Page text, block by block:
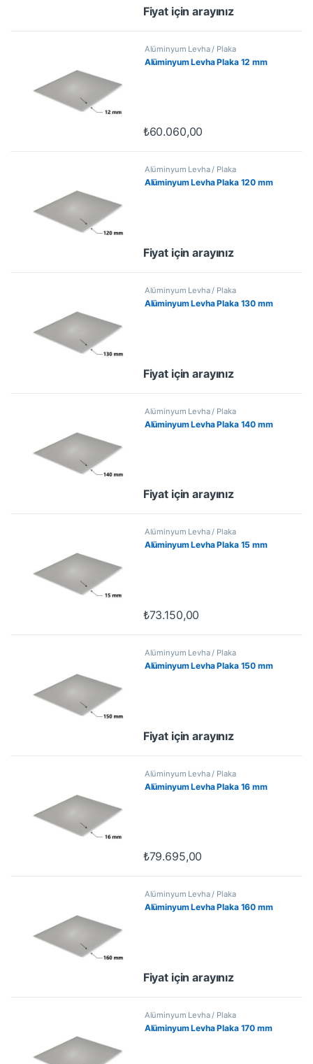
Fiyat için arayınız
Alüminyum Levha / Plaka
Alüminyum Levha Plaka 12 mm
₺60.060,00
Alüminyum Levha / Plaka
Alüminyum Levha Plaka 120 mm
Fiyat için arayınız
Alüminyum Levha / Plaka
Alüminyum Levha Plaka 130 mm
Fiyat için arayınız
Alüminyum Levha / Plaka
Alüminyum Levha Plaka 140 mm
Fiyat için arayınız
Alüminyum Levha / Plaka
Alüminyum Levha Plaka 15 mm
₺73.150,00
Alüminyum Levha / Plaka
Alüminyum Levha Plaka 150 mm
Fiyat için arayınız
Alüminyum Levha / Plaka
Alüminyum Levha Plaka 16 mm
₺79.695,00
Alüminyum Levha / Plaka
Alüminyum Levha Plaka 160 mm
Fiyat için arayınız
Alüminyum Levha / Plaka
Alüminyum Levha Plaka 170 mm